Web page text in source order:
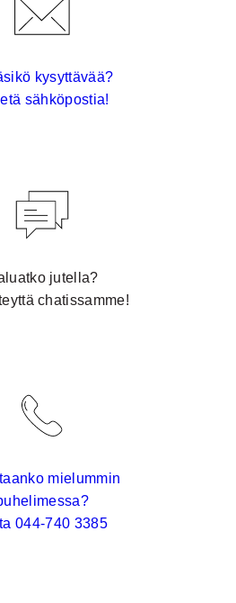
kysyttävää?
sähköpostia!
jutella?
chatissamme!
mielummin
044-740 3385